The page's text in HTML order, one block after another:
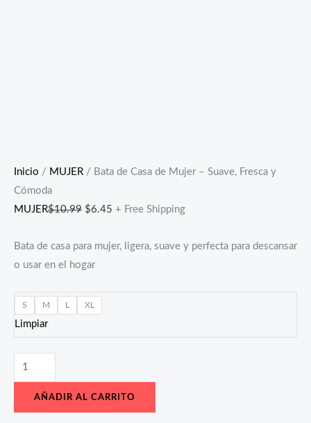
Inicio / MUJER / Bata de Casa de Mujer – Suave, Fresca y
Cómoda
MUJER$10.99 $6.45 + Free Shipping
Bata de casa para mujer, ligera, suave y perfecta para descansar
o usar en el hogar
S M L XL
Limpiar
AÑADIR AL CARRITO